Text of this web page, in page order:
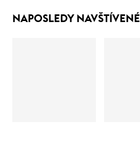
NAPOSLEDY NAVŠTÍVENÉ